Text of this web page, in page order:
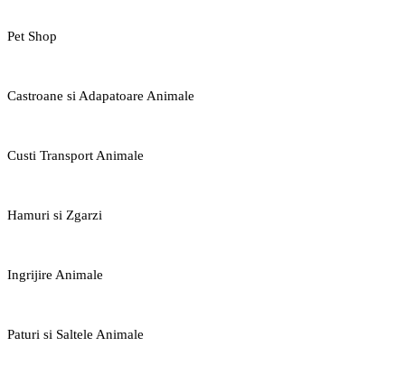
Pet Shop
Castroane si Adapatoare Animale
Custi Transport Animale
Hamuri si Zgarzi
Ingrijire Animale
Paturi si Saltele Animale